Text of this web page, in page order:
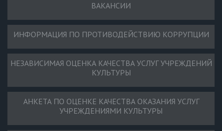
ВАКАНСИИ
ИНФОРМАЦИЯ ПО ПРОТИВОДЕЙСТВИЮ КОРРУПЦИИ
НЕЗАВИСИМАЯ ОЦЕНКА КАЧЕСТВА УСЛУГ УЧРЕЖДЕНИЙ
КУЛЬТУРЫ
АНКЕТА ПО ОЦЕНКЕ КАЧЕСТВА ОКАЗАНИЯ УСЛУГ
УЧРЕЖДЕНИЯМИ КУЛЬТУРЫ